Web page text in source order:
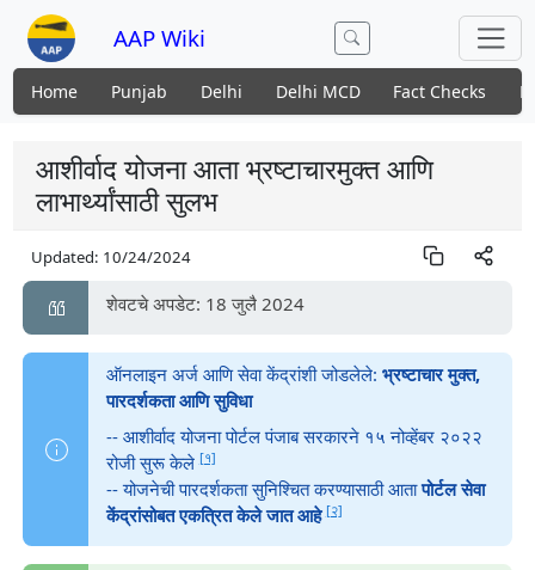
AAP Wiki
Home Punjab Delhi Delhi MCD Fact Checks
आशीर्वाद योजना आता भ्रष्टाचारमुक्त आणि
लाभार्थ्यांसाठी सुलभ
Updated: 10/24/2024
शेवटचे अपडेट: 18 जुलै 2024
ऑनलाइन अर्ज आणि सेवा केंद्रांशी जोडलेले: भ्रष्टाचार मुक्त,
पारदर्शकता आणि सुविधा
-- आशीर्वाद योजना पोर्टल पंजाब सरकारने १५ नोव्हेंबर २०२२
रोजी सुरू केले[१]
-- योजनेची पारदर्शकता सुनिश्चित करण्यासाठी आतापोर्टल सेवा
केंद्रांसोबत एकत्रित केले जात आहे [२]